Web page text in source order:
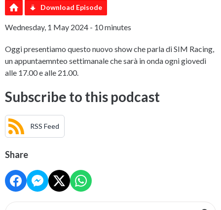
Download Episode
Wednesday, 1 May 2024 - 10 minutes
Oggi presentiamo questo nuovo show che parla di SIM Racing,
un appuntaemnteo settimanale che sarà in onda ogni giovedì
alle 17.00 e alle 21.00.
Subscribe to this podcast
RSS Feed
Share